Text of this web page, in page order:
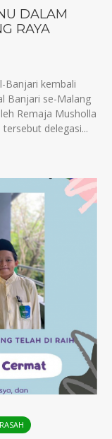
DALAM
RAYA
Banjari kembali
Banjari se-Malang
Remaja Musholla
delegasi...